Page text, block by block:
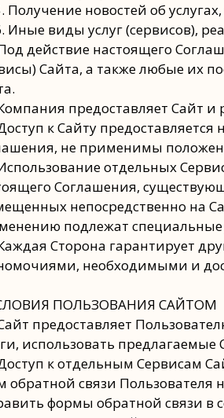
Получение новостей об
Иные виды услуг (сервисов),
действие настоящего
Сайта, а также любые их
предоставляет Сайт и
к Сайту
не применимы
отдельных
Соглашения,
непосредственно на
подлежат специальные
Сторона гарантирует
необходимыми и
ПОЛЬЗОВАНИЯ САЙТОМ
предоставляет
использовать предлагаемые
к отдельным Сервисам
обратной связи Пользователя
формы обратной связи в